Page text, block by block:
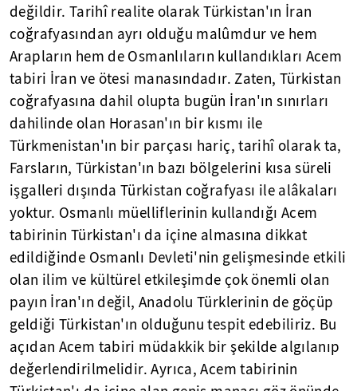
değildir. Tarihî realite olarak Türkistan'ın İran
coğrafyasından ayrı olduğu malûmdur ve hem
Arapların hem de Osmanlıların kullandıkları Acem
tabiri İran ve ötesi manasındadır. Zaten, Türkistan
coğrafyasına dahil olupta bugün İran'ın sınırları
dahilinde olan Horasan'ın bir kısmı ile
Türkmenistan'ın bir parçası hariç, tarihî olarak ta,
Farsların, Türkistan'ın bazı bölgelerini kısa süreli
işgalleri dışında Türkistan coğrafyası ile alâkaları
yoktur. Osmanlı müelliflerinin kullandığı Acem
tabirinin Türkistan'ı da içine almasına dikkat
edildiğinde Osmanlı Devleti'nin gelişmesinde etkili
olan ilim ve kültürel etkileşimde çok önemli olan
payın İran'ın değil, Anadolu Türklerinin de göçüp
geldiği Türkistan'ın olduğunu tespit edebiliriz. Bu
açıdan Acem tabiri müdakkik bir şekilde algılanıp
değerlendirilmelidir. Ayrıca, Acem tabirinin